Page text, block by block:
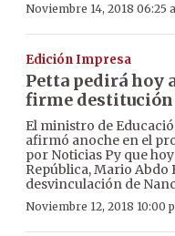
Noviembre 14, 2018 06:25
Edición Impresa
Petta pedirá hoy
firme destitución
El ministro de
afirmó anoche en el
por Noticias Py que
República, Mario Abdo
desvinculación de
Noviembre 12, 2018 10:00